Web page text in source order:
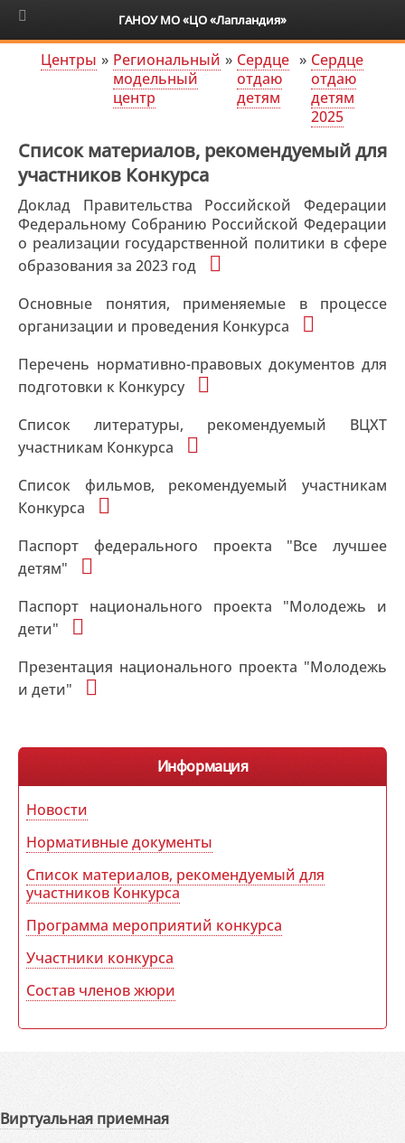
6+
Центры » Региональный
модельный
центр
» Сердце
отдаю
детям
» Сердце
отдаю
детям
2025
Список материалов, рекомендуемый для
участников Конкурса
Доклад Правительства Российской Федерации
Федеральному Собранию Российской Федерации
о реализации государственной политики в сфере
образования за 2023 год
Основные понятия, применяемые в процессе
организации и проведения Конкурса
Перечень нормативно-правовых документов для
подготовки к Конкурсу
Список литературы, рекомендуемый ВЦХТ
участникам Конкурса
Список фильмов, рекомендуемый участникам
Конкурса
Паспорт федерального проекта "Все лучшее
детям"
Паспорт национального проекта "Молодежь и
дети"
Презентация национального проекта "Молодежь
и дети"
Информация
Новости
Нормативные документы
Список материалов, рекомендуемый для
участников Конкурса
Программа мероприятий конкурса
Участники конкурса
Состав членов жюри
Виртуальная приемная
ГАНОУ МО «ЦО «Лапландия»